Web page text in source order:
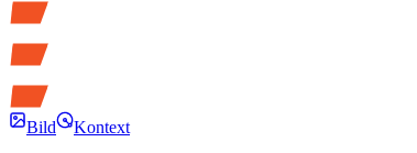
Bild
Kontext